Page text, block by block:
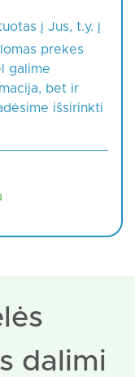
į Jus, t.y. į
prekes
galime
bet ir
išsirinkti
dalimi